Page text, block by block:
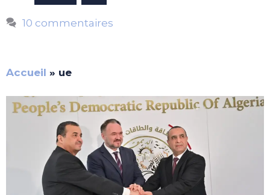
10 commentaires
Accueil » ue